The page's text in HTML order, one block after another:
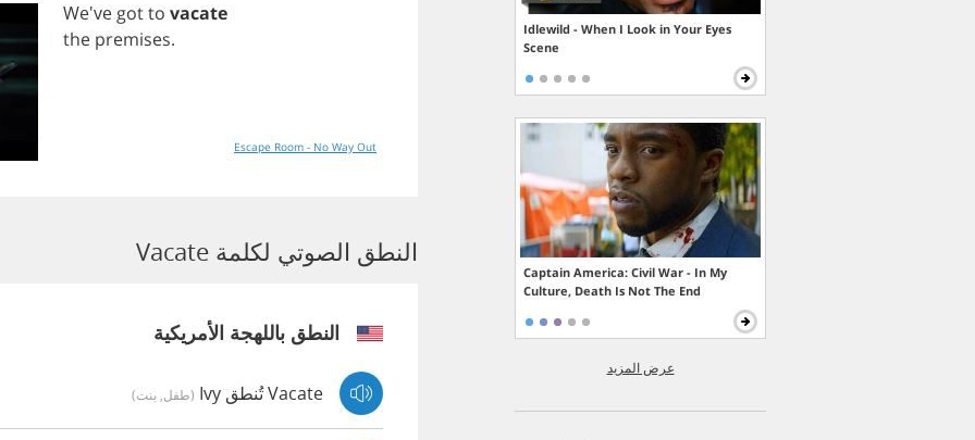
We've gotto vacate
the premises.
Escape Room - No Way Out
النطق الصوتي لكلمة Vacate
النطق باللهجة الأمريكية
Vacate تُنطق Ivy (طفل, بنت)
Idlewild - When I Look in Your Eyes
Scene
Captain America: Civil War - In My
Culture, Death Is Not The End
عرض المزيد